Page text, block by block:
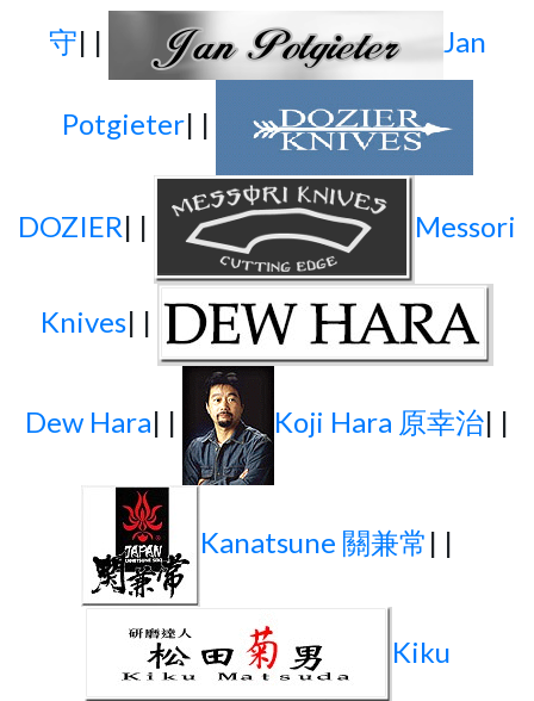
守| | Jan
Potgieter| |
DOZIER| | Messori
Knives| |
Dew Hara| | Koji Hara 原幸治| |
Kanatsune 關兼常 | |
Kiku